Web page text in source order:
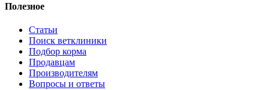
Полезное
Статьи
Поиск ветклиники
Подбор корма
Продавцам
Производителям
Вопросы и ответы